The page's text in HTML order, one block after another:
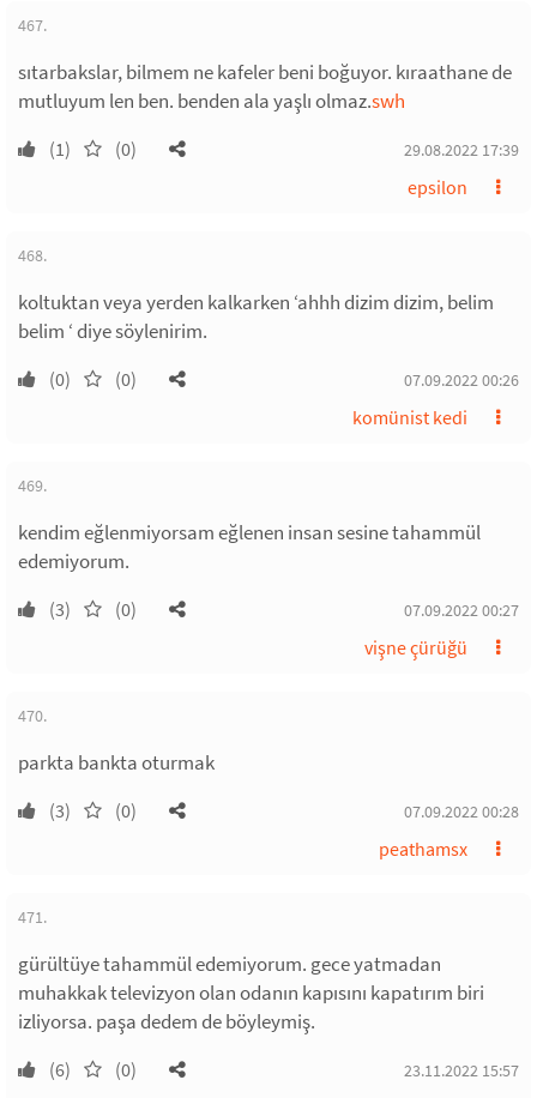
467.
sıtarbakslar, bilmem ne kafeler beni boğuyor. kıraathane de
mutluyum len ben. benden ala yaşlı olmaz.swh
(1) (0) 29.08.2022 17:39
epsilon
468.
koltuktan veya yerden kalkarken ‘ahhh dizim dizim, belim
belim ‘ diye söylenirim.
(0) (0) 07.09.2022 00:26
komünist kedi
469.
kendim eğlenmiyorsam eğlenen insan sesine tahammül
edemiyorum.
(3) (0) 07.09.2022 00:27
vişne çürüğü
470.
parkta bankta oturmak
(3) (0) 07.09.2022 00:28
peathamsx
471.
gürültüye tahammül edemiyorum. gece yatmadan
muhakkak televizyon olan odanın kapısını kapatırım biri
izliyorsa. paşa dedem de böyleymiş.
(6) (0) 23.11.2022 15:57